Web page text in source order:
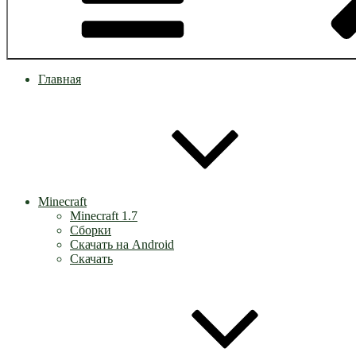
Главная
Minecraft
Minecraft 1.7
Сборки
Скачать на Android
Скачать